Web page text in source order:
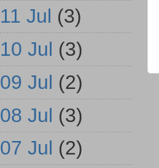
11 Jul (3)
10 Jul (3)
09 Jul (2)
08 Jul (3)
07 Jul (2)